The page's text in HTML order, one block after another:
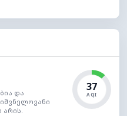
და
37
AQI